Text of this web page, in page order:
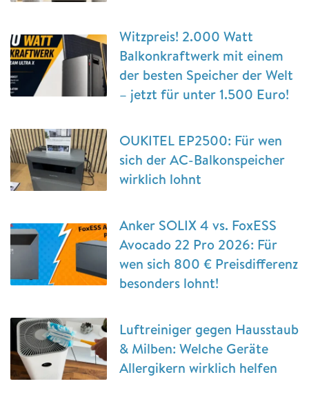
Witzpreis! 2.000 Watt
Balkonkraftwerk mit einem
der besten Speicher der Welt
– jetzt für unter 1.500 Euro!
OUKITEL EP2500: Für wen
sich der AC-Balkonspeicher
wirklich lohnt
Anker SOLIX 4 vs. FoxESS
Avocado 22 Pro 2026: Für
wen sich 800 € Preisdifferenz
besonders lohnt!
Luftreiniger gegen Hausstaub
& Milben: Welche Geräte
Allergikern wirklich helfen